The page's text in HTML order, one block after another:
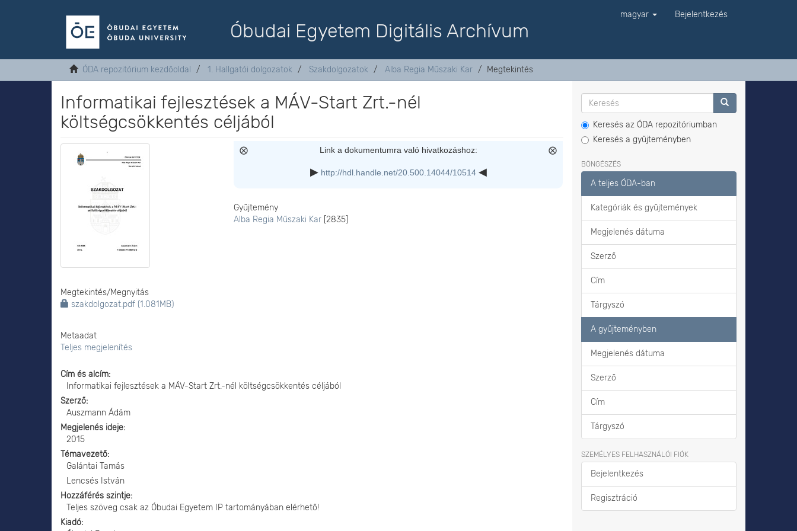
Óbudai Egyetem Digitális Archívum
magyar Bejelentkezés
ÓDA repozitórium kezdőoldal 1. Hallgatói dolgozatok Szakdolgozatok Alba Regia Műszaki Kar Megtekintés
Informatikai fejlesztések a MÁV-Start Zrt.-nél
költségcsökkentés céljából
Megtekintés/Megnyitás
szakdolgozat.pdf (1.081MB)
Metaadat
Teljes megjelenítés
Link a dokumentumra való hivatkozáshoz:
http://hdl.handle.net/20.500.14044/10514
Gyűjtemény
Alba Regia Műszaki Kar [2835]
Cím és alcím
Informatikai fejlesztések a MÁV-Start Zrt.-nél költségcsökkentés céljából
Szerző
Auszmann Ádám
Megjelenés ideje
2015
Témavezető
Galántai Tamás
Lencsés István
Hozzáférés szintje
Teljes szöveg csak az Óbudai Egyetem IP tartományában elérhető!
Kiadó
Keresés az ÓDA repozitóriumban
Keresés a gyűjteményben
BÖNGÉSZÉS
A teljes ÓDA-ban
Kategóriák és gyűjtemények
Megjelenés dátuma
Szerző
Cím
Tárgyszó
A gyűjteményben
Megjelenés dátuma
Szerző
Cím
Tárgyszó
SZEMÉLYES FELHASZNÁLÓI FIÓK
Bejelentkezés
Regisztráció